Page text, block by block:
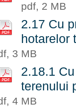
pdf, 2 MB
2.17 Cu
hotarelor
3 MB
2.18.1
terenului
4 MB